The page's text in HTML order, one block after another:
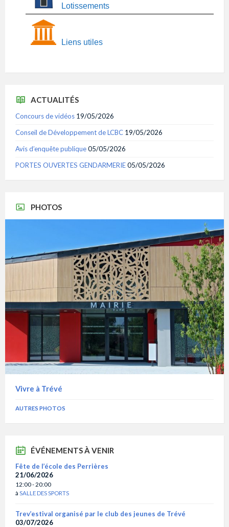
Lotissements
Liens utiles
ACTUALITÉS
Concours de vidéos 19/05/2026
Conseil de Développement de LCBC 19/05/2026
Avis d’enquête publique05/05/2026
PORTES OUVERTES GENDARMERIE05/05/2026
PHOTOS
Vivre à Trévé
AUTRES PHOTOS
ÉVÉNEMENTS À VENIR
Fête de l’école des Perrières
21/06/2026
12:00 - 20:00
à SALLE DES SPORTS
Trev’estival organisé par le club des jeunes de Trévé
03/07/2026